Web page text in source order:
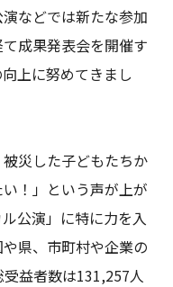
などでは新たな参加
成果発表会を開催す
上に努めてきまし
災した子どもたちか
！」という声が上が
公演」に特に力を入
県、市町村や企業の
益者数は131,257人